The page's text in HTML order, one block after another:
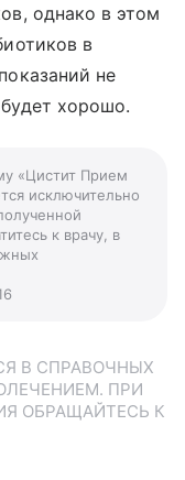
однако в этом
в
не
хорошо.
«Цистит Прием
исключительно
к врачу, в
В СПРАВОЧНЫХ
ПРИ
ОБРАЩАЙТЕСЬ К